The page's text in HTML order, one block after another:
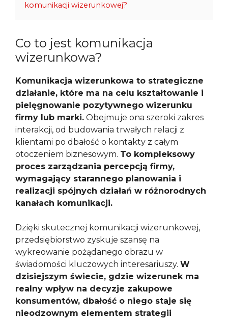
komunikacji wizerunkowej?
Co to jest komunikacja
wizerunkowa?
Komunikacja wizerunkowa to strategiczne
działanie, które ma na celu kształtowanie i
pielęgnowanie pozytywnego wizerunku
firmy lub marki. Obejmuje ona szeroki zakres
interakcji, od budowania trwałych relacji z
klientami po dbałość o kontakty z całym
otoczeniem biznesowym. To kompleksowy
proces zarządzania percepcją firmy,
wymagający starannego planowania i
realizacji spójnych działań w różnorodnych
kanałach komunikacji.
Dzięki skutecznej komunikacji wizerunkowej,
przedsiębiorstwo zyskuje szansę na
wykreowanie pożądanego obrazu w
świadomości kluczowych interesariuszy. W
dzisiejszym świecie, gdzie wizerunek ma
realny wpływ na decyzje zakupowe
konsumentów, dbałość o niego staje się
nieodzownym elementem strategii